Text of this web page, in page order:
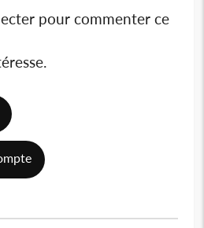
pour commenter ce